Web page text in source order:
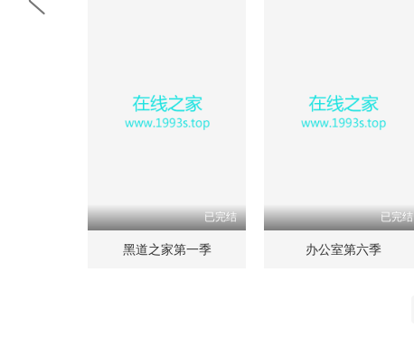
已完结
黑道之家第一季
已完结
办公室第六季